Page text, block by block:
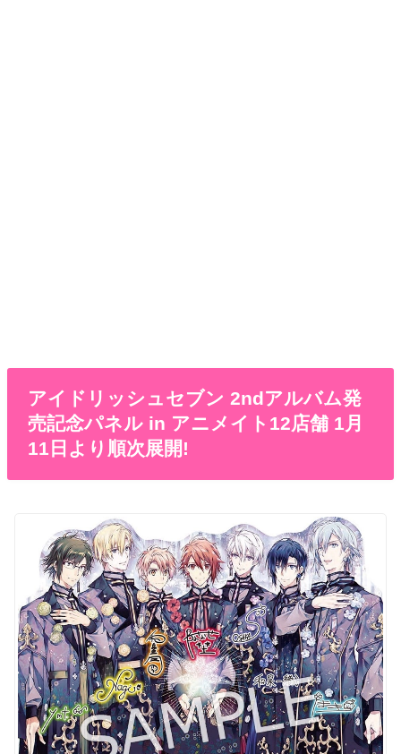
アイドリッシュセブン 2ndアルバム発
売記念パネル in アニメイト12店舗 1月
11日より順次展開!